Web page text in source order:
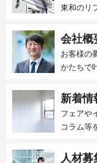
東和のリ
会社概
お客様の
かたちで
新着情
フェアや
コラム等
人材募